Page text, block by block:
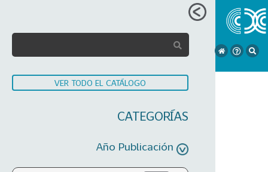
VER TODO EL CATÁLOGO
CATEGORÍAS
Año Publicación